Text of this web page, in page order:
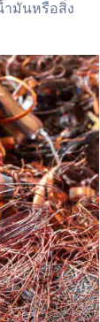
ำมันหรือสิ่ง